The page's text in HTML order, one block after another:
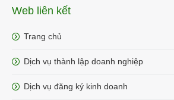
Web liên kết
Trang chủ
Dịch vụ thành lập doanh nghiệp
Dịch vụ đăng ký kinh doanh